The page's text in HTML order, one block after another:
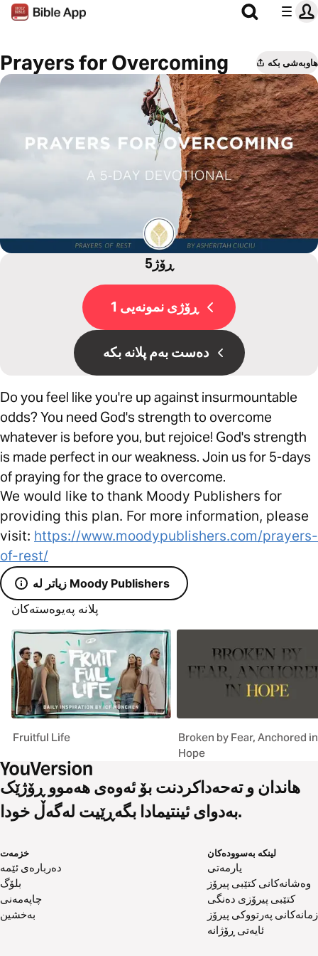
Prayers for Overcoming هاوبەشی بکە
5ڕۆژ
ڕۆژی نمونەیی 1
دەست بەم پلانە بکە
Do you feel like you're up against insurmountable
odds? You need God's strength to overcome
whatever is before you, but rejoice! God's strength
is made perfect in our weakness. Join us for 5-days
of praying for the grace to overcome.
We would like to thank Moody Publishers for
providing this plan. For more information, please
visit: https://www.moodypublishers.com/prayers-
of-rest/
زیاتر لە Moody Publishers
پلانە پەیوەستەکان
Fruitful Life
Broken by Fear, Anchored in
Hope
هاندان و تەحەداکردنت بۆ ئەوەی هەموو ڕۆژێک
بەدوای ئینتیمادا بگەڕێیت لەگەڵ خودا.
خزمەت
دەربارەی ئێمە
بلۆگ
چاپەمەنی
بەخشین
لینکە بەسوودەکان
یارمەتی
وەشانەکانی کتێبی پیرۆز
کتێبی پیرۆزی دەنگی
زمانەکانی پەرتووکی پیرۆز
ئایەتی ڕۆژانە